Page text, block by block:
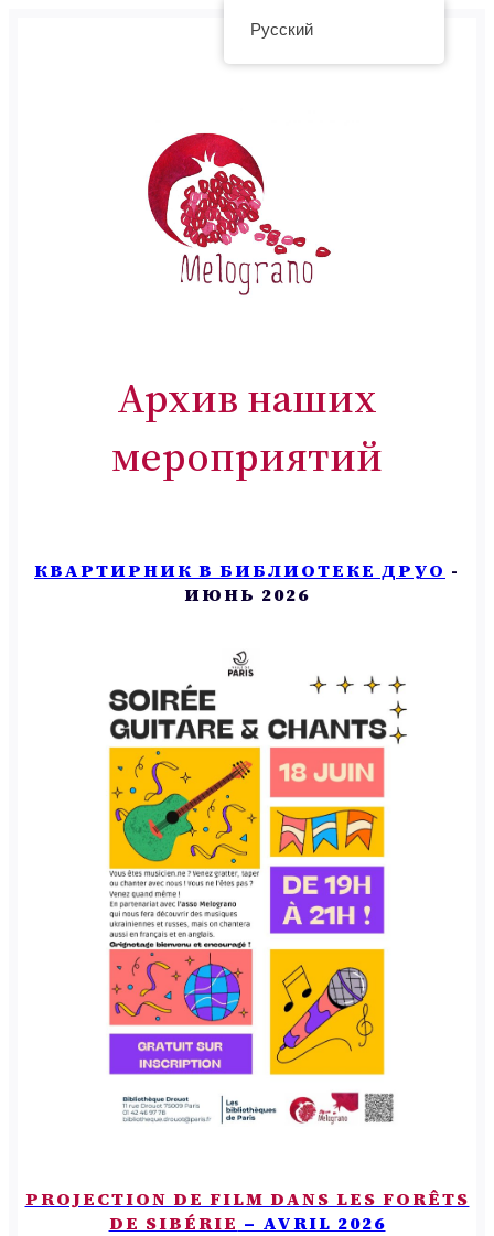
Архив наших
мероприятий
КВАРТИРНИК В БИБЛИОТЕКЕ ДРУО -
ИЮНЬ 2026
PROJECTION DE FILM DANS LES FORÊTS
DE SIBÉRIE – AVRIL 2026
Русский